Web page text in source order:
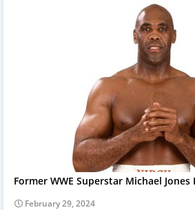
Former WWE Superstar Michael Jones
February 29, 2024